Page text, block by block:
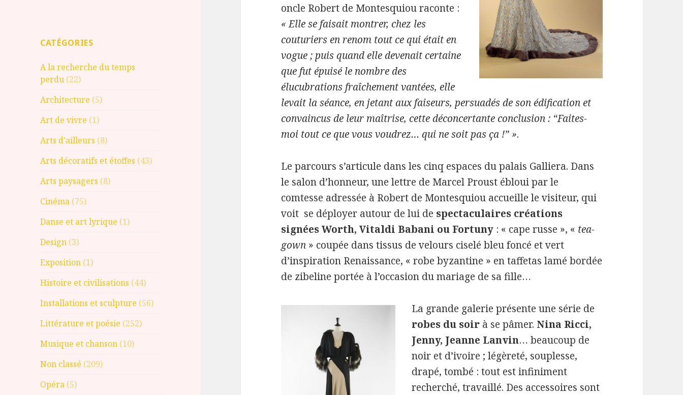
CATÉGORIES
A la recherche du temps
perdu (22)
Architecture (5)
Art de vivre (1)
Arts d'ailleurs (8)
Arts décoratifs et étoffes (43)
Arts paysagers (8)
Cinéma (75)
Danse et art lyrique (1)
Design (3)
Exposition (1)
Histoire et civilisations (44)
Installations et sculpture (56)
Littérature et poésie (252)
Musique et chanson (10)
Non classé (209)
Opéra (5)
oncle Robert de Montesquiou raconte :
« Elle se faisait montrer, chez les
couturiers en renom tout ce qui était en
vogue ; puis quand elle devenait certaine
que fut épuisé le nombre des
élucubrations fraîchement vantées, elle
levait la séance, en jetant aux faiseurs, persuadés de son édification et
convaincus de leur maîtrise, cette déconcertante conclusion : “Faites-
moi tout ce que vous voudrez… qui ne soit pas ça !” ».
Le parcours s’articule dans les cinq espaces du palais Galliera. Dans
le salon d’honneur, une lettre de Marcel Proust ébloui par le
comtesse adressée à Robert de Montesquiou accueille le visiteur, qui
voit se déployer autour de lui de spectaculaires créations
signées Worth, Vitaldi Babani ou Fortuny : « cape russe », « tea-
gown » coupée dans tissus de velours ciselé bleu foncé et vert
d’inspiration Renaissance, « robe byzantine » en taffetas lamé bordée
de zibeline portée à l’occasion du mariage de sa fille…
La grande galerie présente une série de
robes du soir à se pâmer. Nina Ricci,
Jenny, Jeanne Lanvin… beaucoup de
noir et d’ivoire ; légèreté, souplesse,
drapé, tombé : tout est infiniment
recherché, travaillé. Des accessoires sont